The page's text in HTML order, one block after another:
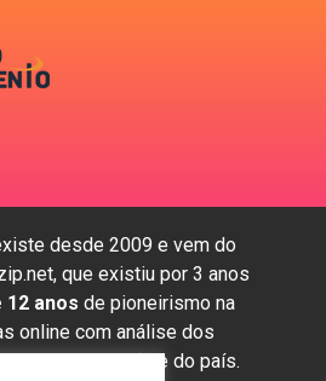
desde 2009 e vem do
que existiu por 3 anos
12 anos de pioneirismo na
online com análise dos
da região e do país.